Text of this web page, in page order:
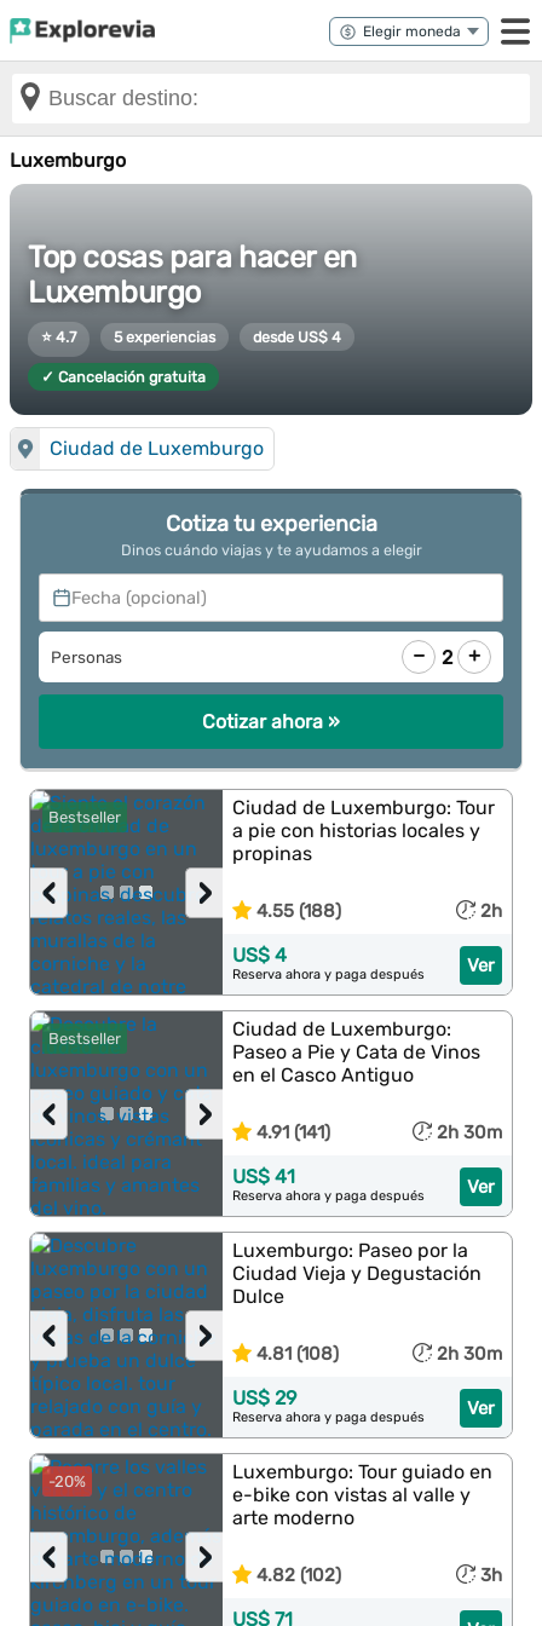
Luxemburgo
Top cosas para hacer en
Luxemburgo
⭐ 4.7 5 experiencias desde US$ 4
✓ Cancelación gratuita
Ciudad de Luxemburgo
Cotiza tu experiencia
Dinos cuándo viajas y te ayudamos a elegir
Fecha (opcional)
Personas − 2 +
Cotizar ahora »
Bestseller
›
‹
Ciudad de Luxemburgo: Tour
a pie con historias locales y
propinas
4.55 (188) 2h
Ver
US$ 4
Reserva ahora y paga después
Bestseller
›
‹
Ciudad de Luxemburgo:
Paseo a Pie y Cata de Vinos
en el Casco Antiguo
4.91 (141) 2h 30m
Ver
US$ 41
Reserva ahora y paga después
›
‹
Luxemburgo: Paseo por la
Ciudad Vieja y Degustación
Dulce
4.81 (108) 2h 30m
Ver
US$ 29
Reserva ahora y paga después
-20%
›
‹
Luxemburgo: Tour guiado en
e-bike con vistas al valle y
arte moderno
4.82 (102) 3h
US$ 71